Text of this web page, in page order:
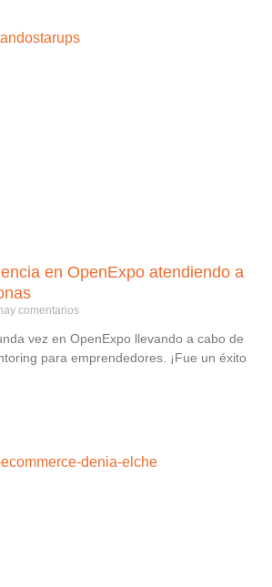
en OpenExpo atendiendo a
comentarios
vez en OpenExpo llevando a cabo de
para emprendedores. ¡Fue un éxito